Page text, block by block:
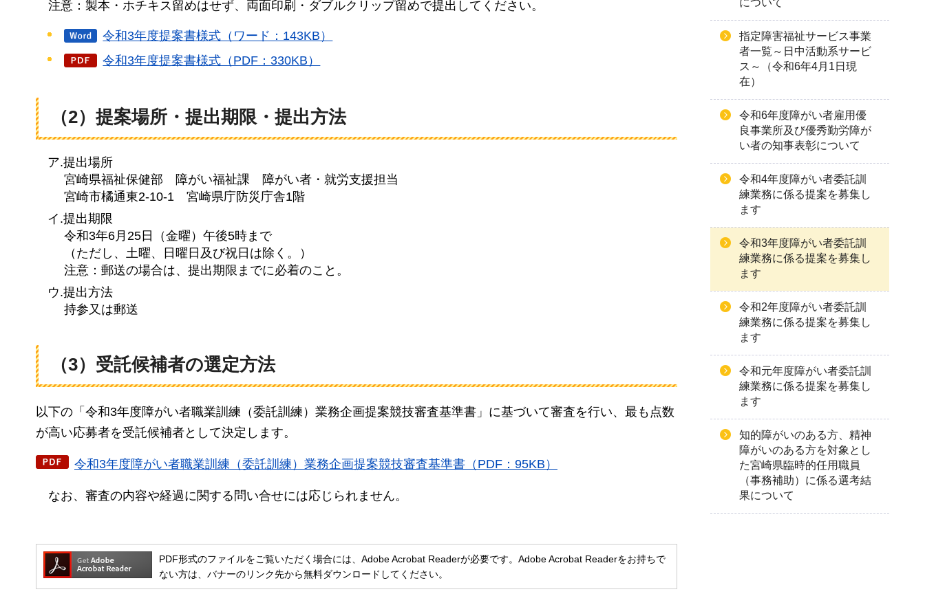
注意：製本・ホチキス留めはせず、両面印刷・ダブルクリップ留めで提出してください。
令和3年度提案書様式（ワード：143KB）
令和3年度提案書様式（PDF：330KB）
（2）提案場所・提出期限・提出方法
ア.提出場所
宮崎県福祉保健部
障がい福祉課 障がい者・就労支援担当
宮崎市橘通東2-10-1
宮崎県庁防災庁舎1階
イ.提出期限
令和3年6月25日（金曜）午後5時まで
（ただし、土曜、日曜日及び祝日は除く。）
注意：郵送の場合は、提出期限までに必着のこと。
ウ.提出方法
持参又は郵送
（3）受託候補者の選定方法
以下の「令和3年度障がい者職業訓練（委託訓練）業務企画提案競技審査基準書」に基づいて審査を行い、最も点数
が高い応募者を受託候補者として決定します。
令和3年度障がい者職業訓練（委託訓練）業務企画提案競技審査基準書（PDF：95KB）
なお、審査の内容や経過に関する問い合せには応じられません。
PDF形式のファイルをご覧いただく場合には、Adobe Acrobat Readerが必要です。Adobe Acrobat Readerをお持ちで
ない方は、バナーのリンク先から無料ダウンロードしてください。
について
指定障害福祉サービス事業
者一覧～日中活動系サービ
ス～（令和6年4月1日現
在）
令和6年度障がい者雇用優
良事業所及び優秀勤労障が
い者の知事表彰について
令和4年度障がい者委託訓
練業務に係る提案を募集し
ます
令和3年度障がい者委託訓
練業務に係る提案を募集し
ます
令和2年度障がい者委託訓
練業務に係る提案を募集し
ます
令和元年度障がい者委託訓
練業務に係る提案を募集し
ます
知的障がいのある方、精神
障がいのある方を対象とし
た宮崎県臨時的任用職員
（事務補助）に係る選考結
果について